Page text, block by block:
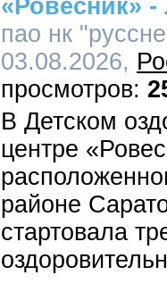
«Ровесник» -
пао нк
03.08.2026,
В Детском
центре
районе
стартовала